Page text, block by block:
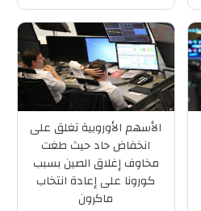
الأسهم الأوروبية تغلق على
انخفاض حاد حيث طغت
مخاوف إغلاق الصين بسبب
كورونا على إعادة انتخاب
ماكرون